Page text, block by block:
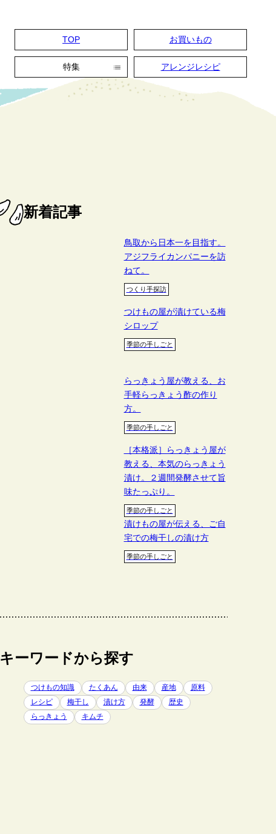
TOP お買いもの
特集
アレンジレシピ
アレンジレシピ
新着記事
鳥取から日本一を目指す。
アジフライカンパニーを訪
ねて。
つくり手探訪
つけもの屋が漬けている梅
シロップ
季節の手しごと
らっきょう屋が教える、お
手軽らっきょう酢の作り
方。
季節の手しごと
［本格派］らっきょう屋が
教える、本気のらっきょう
漬け。２週間発酵させて旨
味たっぷり。
季節の手しごと
漬けもの屋が伝える、ご自
宅での梅干しの漬け方
季節の手しごと
キーワードから探す
つけもの知識 たくあん 由来 産地
原料
レシピ
梅干し 漬け方 発酵
歴史
らっきょう
キムチ